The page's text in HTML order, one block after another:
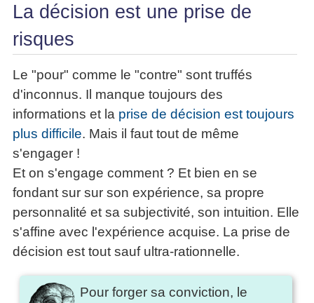
La décision est une prise de
risques
Le "pour" comme le "contre" sont truffés
d'inconnus. Il manque toujours des
informations et la prise de décision est toujours
plus difficile. Mais il faut tout de même
s'engager !
Et on s'engage comment ? Et bien en se
fondant sur sur son expérience, sa propre
personnalité et sa subjectivité, son intuition. Elle
s'affine avec l'expérience acquise. La prise de
décision est tout sauf ultra-rationnelle.
Pour forger sa conviction, le